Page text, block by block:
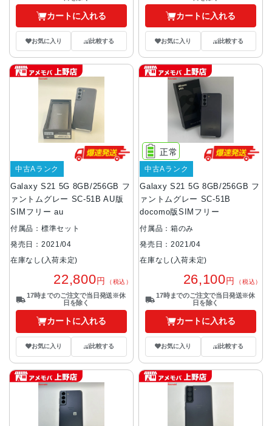
カートに入れる
お気に入り 比較する
カートに入れる
お気に入り 比較する
Galaxy S21 5G 8GB/256GB フ
ァントムグレー SC-51B AU版
SIMフリー au
中古Aランク
付属品：標準セット
発売日：2021/04
在庫なし(入荷未定)
22,800円 （税込）
17時までのご注文で当日発送※休
日を除く
カートに入れる
お気に入り 比較する
Galaxy S21 5G 8GB/256GB フ
ァントムグレー SC-51B
docomo版SIMフリー
正常
中古Aランク
付属品：箱のみ
発売日：2021/04
在庫なし(入荷未定)
26,100円 （税込）
17時までのご注文で当日発送※休
日を除く
カートに入れる
お気に入り 比較する